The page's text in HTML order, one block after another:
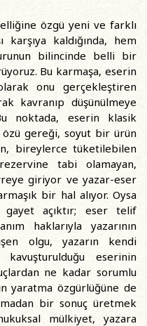
özgü yeni ve farklı
kaldığında, hem
bilincinde belli bir
Bu karmaşa, eserin
onu gerçekleştiren
kavranıp düşünülmeye
Bu noktada, eserin klasik
gereği, soyut bir ürün
bireylerce tüketilebilen
tabi olamayan,
giriyor ve yazar-eser
bir hal alıyor. Oysa
gayet açıktır; eser telif
haklarıyla yazarının
olgu, yazarın kendi
eserinin
ne kadar sorumlu
yaratma özgürlüğüne de
bir sonuç üretmek
mülkiyet, yazara